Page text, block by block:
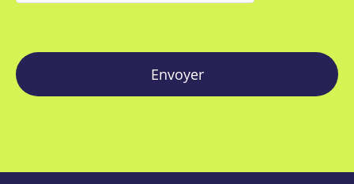
Envoyer